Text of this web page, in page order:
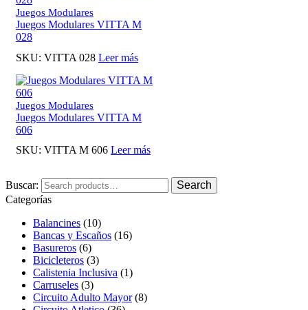
Juegos Modulares
Juegos Modulares VITTA M
028
SKU: VITTA 028 Leer más
Juegos Modulares
Juegos Modulares VITTA M
606
SKU: VITTA M 606 Leer más
Buscar:
Search
Categorías
Balancines (10)
Bancas y Escaños (16)
Basureros (6)
Bicicleteros (3)
Calistenia Inclusiva (1)
Carruseles (3)
Circuito Adulto Mayor (8)